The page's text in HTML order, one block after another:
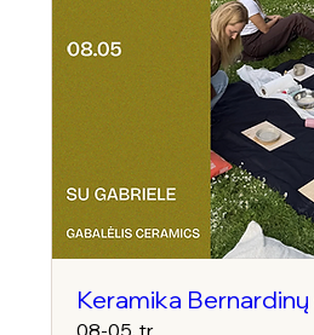
Keramika
08-05, tr